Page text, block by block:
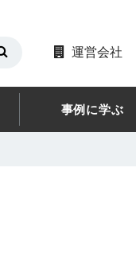
運営会社
事例に学ぶ